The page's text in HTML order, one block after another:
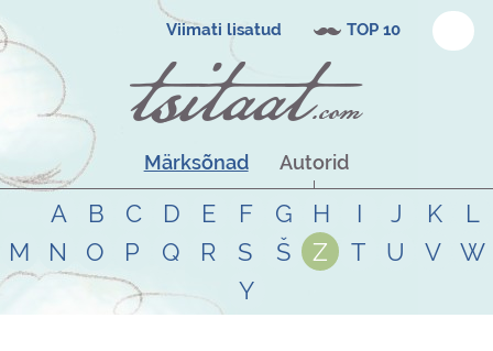
Viimati lisatud TOP 10
Märksõnad Autorid
A B C D E F G H I J K
L
M
N O P Q R S Š Z T U V
W
Y